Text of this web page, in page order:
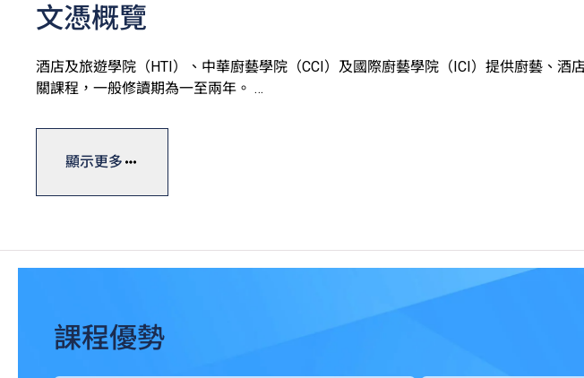
文憑概覽
酒店及旅遊學院（HTI）、中華廚藝學院（CCI）及國際廚藝學院（ICI）提供廚藝、酒
關課程，一般修讀期為一至兩年。
學院設有完善的訓練設施，包括T酒店（訓練酒店）、中西式訓練餐廳、多國菜系訓練
練工房、調酒工房等，透過款待真實客人累積實戰經驗。學院更提供就業轉介服務，
課程獲本地及海外相關專業組織認可，畢業生可投身不同的款待業機構，例如酒店及度
顯示更多
課程優勢